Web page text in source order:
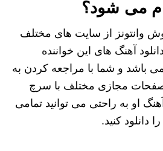
می شود؟
وانتونز از سایت های مختلف
آهنگ های این خواننده
باشد و شما با مراجعه کردن به
مجازی مختلف با سرچ
او به راحتی می توانید تمامی
دانلود کنید.